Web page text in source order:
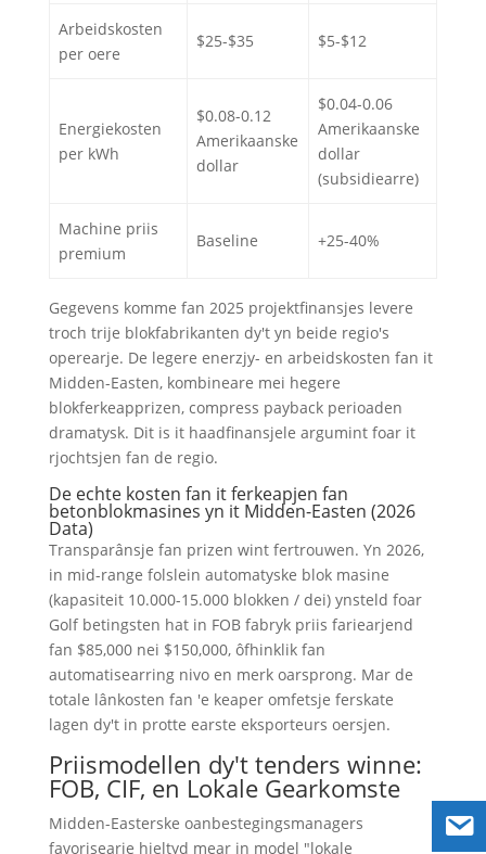
Arbeidskosten
per oere
$25-$35 $5-$12
Energiekosten
per kWh
$0.08-0.12
Amerikaanske
dollar
$0.04-0.06
Amerikaanske
dollar
(subsidiearre)
Machine priis
premium
Baseline +25-40%
Gegevens komme fan 2025 projektfinansjes levere
troch trije blokfabrikanten dy't yn beide regio's
operearje. De legere enerzjy- en arbeidskosten fan it
Midden-Easten, kombineare mei hegere
blokferkeapprizen, compress payback perioaden
dramatysk. Dit is it haadfinansjele argumint foar it
rjochtsjen fan de regio.
De echte kosten fan it ferkeapjen fan
betonblokmasines yn it Midden-Easten (2026
Data)
Transparânsje fan prizen wint fertrouwen. Yn 2026,
in mid-range folslein automatyske blok masine
(kapasiteit 10.000-15.000 blokken / dei) ynsteld foar
Golf betingsten hat in FOB fabryk priis fariearjend
fan $85,000 nei $150,000, ôfhinklik fan
automatisearring nivo en merk oarsprong. Mar de
totale lânkosten fan 'e keaper omfetsje ferskate
lagen dy't in protte earste eksporteurs oersjen.
Priismodellen dy't tenders winne:
FOB, CIF, en Lokale Gearkomste
Midden-Easterske oanbestegingsmanagers
favorisearje hieltyd mear in model "lokale